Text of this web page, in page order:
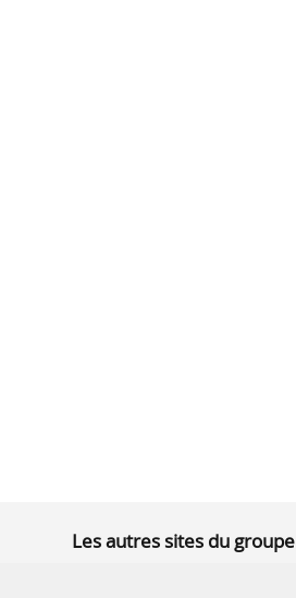
Les autres sites du groupe